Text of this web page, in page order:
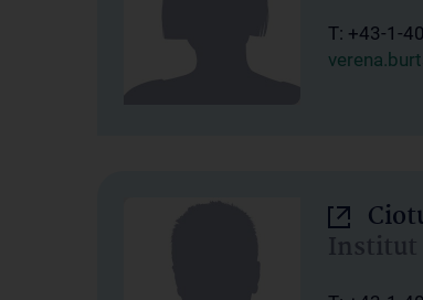
T: +43-1-
Institut